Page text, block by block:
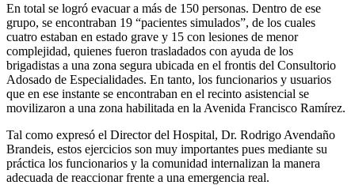
En total se logró evacuar a más de 150 personas. Dentro de ese
grupo, se encontraban 19 “pacientes simulados”, de los cuales
cuatro estaban en estado grave y 15 con lesiones de menor
complejidad, quienes fueron trasladados con ayuda de los
brigadistas a una zona segura ubicada en el frontis del Consultorio
Adosado de Especialidades. En tanto, los funcionarios y usuarios
que en ese instante se encontraban en el recinto asistencial se
movilizaron a una zona habilitada en la Avenida Francisco Ramírez.
Tal como expresó el Director del Hospital, Dr. Rodrigo Avendaño
Brandeis, estos ejercicios son muy importantes pues mediante su
práctica los funcionarios y la comunidad internalizan la manera
adecuada de reaccionar frente a una emergencia real.